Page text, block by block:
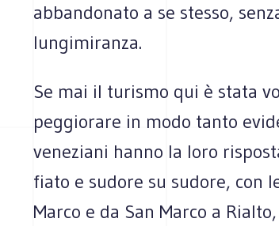
abbandonato a se stesso,
lungimiranza.
Se mai il turismo qui è stata
peggiorare in modo tanto
veneziani hanno la loro
fiato e sudore su sudore, con
Marco e da San Marco a